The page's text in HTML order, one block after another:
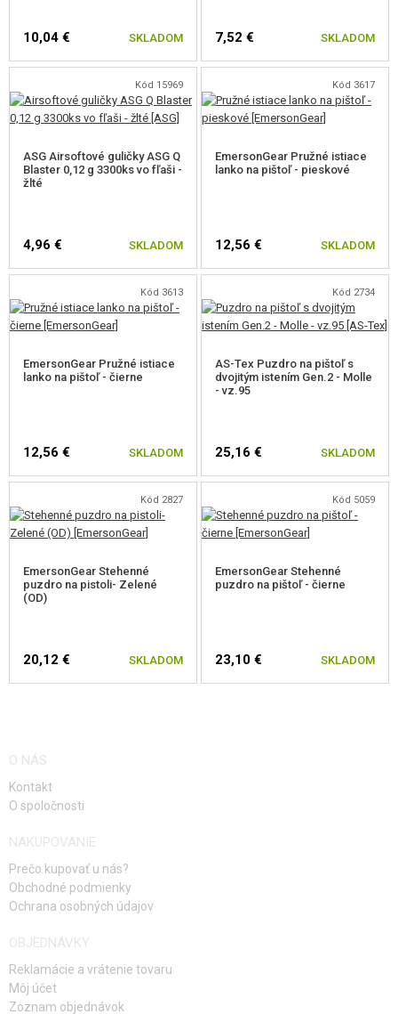
10,04 € SKLADOM 7,52 € SKLADOM
Kód 15969
ASG Airsoftové guličky ASG Q
Blaster 0,12 g 3300ks vo fľaši -
žlté
4,96 € SKLADOM
Kód 3617
EmersonGear Pružné istiace
lanko na pištoľ - pieskové
12,56 € SKLADOM
Kód 3613
EmersonGear Pružné istiace
lanko na pištoľ - čierne
12,56 € SKLADOM
Kód 2734
AS-Tex Puzdro na pištoľ s
dvojitým istením Gen.2 - Molle
- vz.95
25,16 € SKLADOM
Kód 2827
EmersonGear Stehenné
puzdro na pistoli- Zelené
(OD)
20,12 € SKLADOM
Kód 5059
EmersonGear Stehenné
puzdro na pištoľ - čierne
23,10 € SKLADOM
O NÁS
Kontakt
O spoločnosti
NAKUPOVANIE
Prečo kupovať u nás?
Obchodné podmienky
Ochrana osobných údajov
OBJEDNÁVKY
Reklamácie a vrátenie tovaru
Môj účet
Zoznam objednávok